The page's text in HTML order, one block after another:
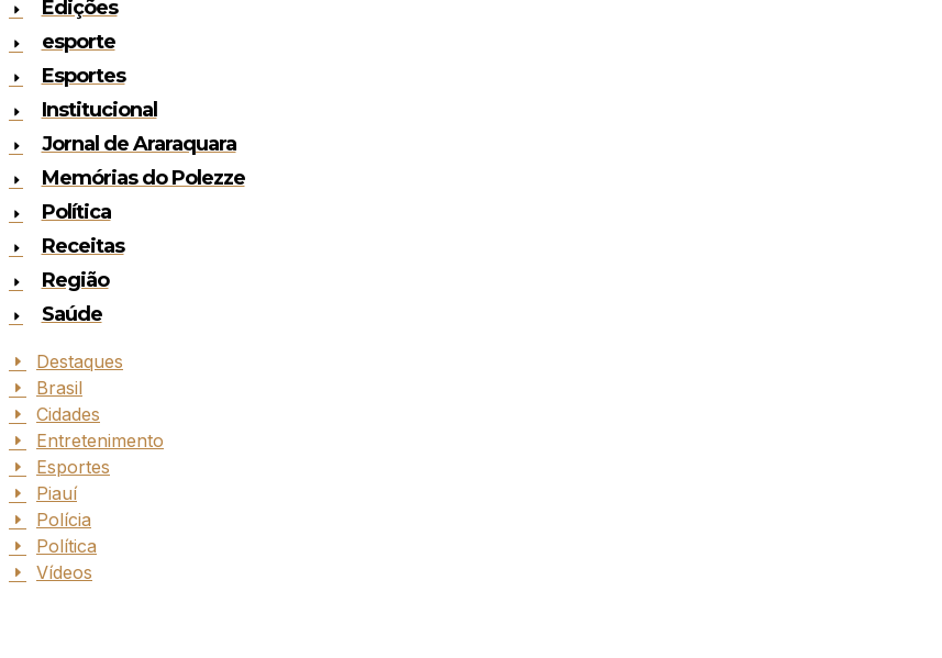
Edições
esporte
Esportes
Institucional
Jornal de Araraquara
Memórias do Polezze
Política
Receitas
Região
Saúde
Destaques
Brasil
Cidades
Entretenimento
Esportes
Piauí
Polícia
Política
Vídeos